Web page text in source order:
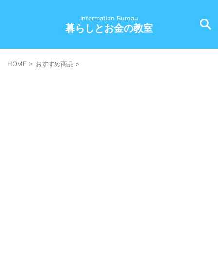
Information Bureau
暮らしとお金の教室
HOME > おすすめ商品 >